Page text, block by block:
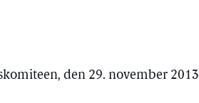
den 29. november 2013